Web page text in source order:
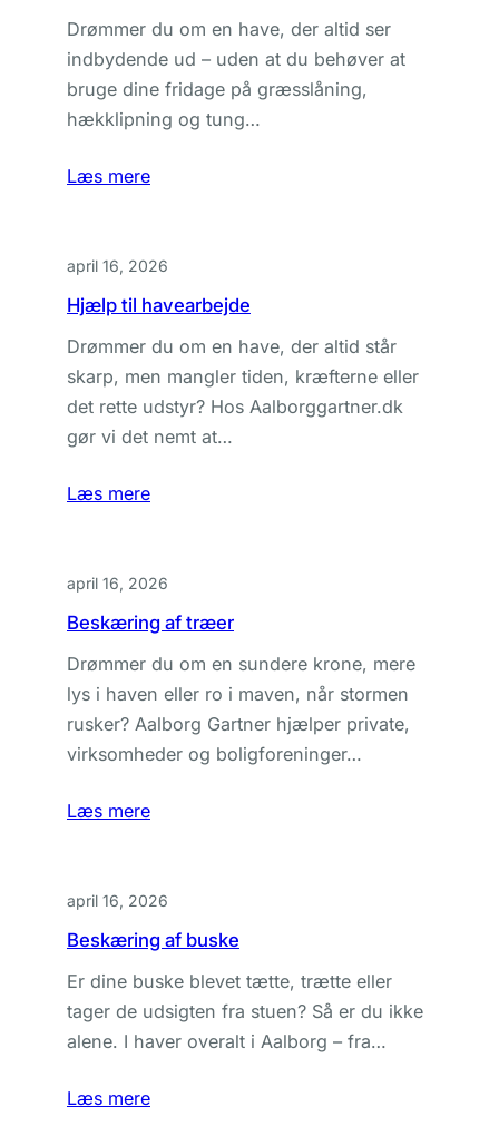
Drømmer du om en have, der altid ser
indbydende ud – uden at du behøver at
bruge dine fridage på græsslåning,
hækklipning og tung…
Læs mere
april 16, 2026
Hjælp til havearbejde
Drømmer du om en have, der altid står
skarp, men mangler tiden, kræfterne eller
det rette udstyr? Hos Aalborggartner.dk
gør vi det nemt at…
Læs mere
april 16, 2026
Beskæring af træer
Drømmer du om en sundere krone, mere
lys i haven eller ro i maven, når stormen
rusker? Aalborg Gartner hjælper private,
virksomheder og boligforeninger…
Læs mere
april 16, 2026
Beskæring af buske
Er dine buske blevet tætte, trætte eller
tager de udsigten fra stuen? Så er du ikke
alene. I haver overalt i Aalborg – fra…
Læs mere